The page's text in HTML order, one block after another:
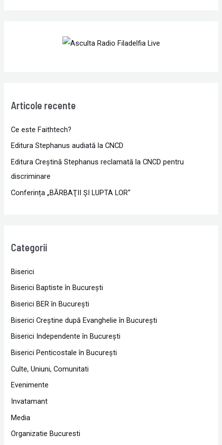
Articole recente
Ce este Faithtech?
Editura Stephanus audiată la CNCD
Editura Creștină Stephanus reclamată la CNCD pentru
discriminare
Conferința „BĂRBAŢII ŞI LUPTA LOR“
Categorii
Biserici
Biserici Baptiste în Bucureşti
Biserici BER în Bucureşti
Biserici Creştine după Evanghelie în Bucureşti
Biserici Independente în Bucureşti
Biserici Penticostale în Bucureşti
Culte, Uniuni, Comunitati
Evenimente
Invatamant
Media
Organizatie Bucuresti